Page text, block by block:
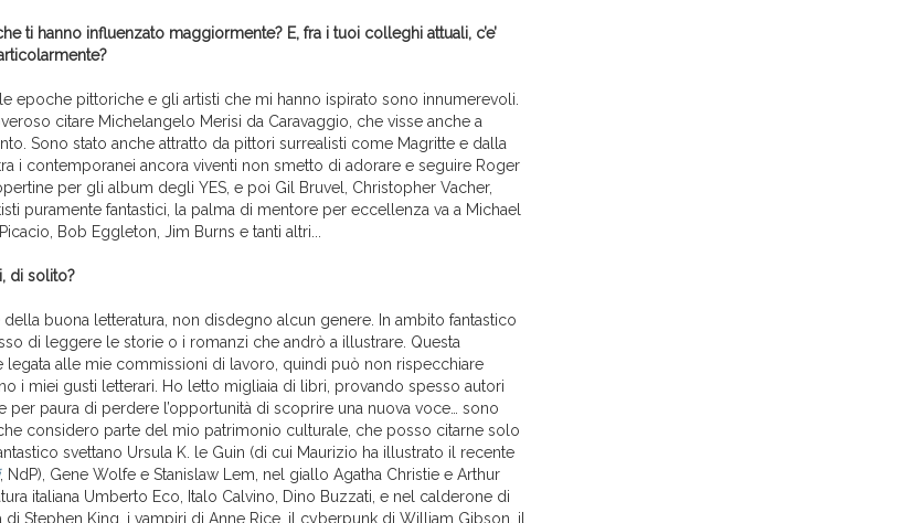
ti hanno influenzato maggiormente? E, fra i tuoi colleghi attuali, c’e’
epoche pittoriche e gli artisti che mi hanno ispirato sono innumerevoli.
citare Michelangelo Merisi da Caravaggio, che visse anche a
Sono stato anche attratto da pittori surrealisti come Magritte e dalla
i contemporanei ancora viventi non smetto di adorare e seguire Roger
per gli album degli YES, e poi Gil Bruvel, Christopher Vacher,
puramente fantastici, la palma di mentore per eccellenza va a Michael
Bob Eggleton, Jim Burns e tanti altri...
di solito?
buona letteratura, non disdegno alcun genere. In ambito fantastico
di leggere le storie o i romanzi che andrò a illustrare. Questa
legata alle mie commissioni di lavoro, quindi può non rispecchiare
i miei gusti letterari. Ho letto migliaia di libri, provando spesso autori
paura di perdere l’opportunità di scoprire una nuova voce… sono
considero parte del mio patrimonio culturale, che posso citarne solo
svettano Ursula K. le Guin (di cui Maurizio ha illustrato il recente
, NdP), Gene Wolfe e Stanislaw Lem, nel giallo Agatha Christie e Arthur
italiana Umberto Eco, Italo Calvino, Dino Buzzati, e nel calderone di
di Stephen King, i vampiri di Anne Rice, il cyberpunk di William Gibson, il